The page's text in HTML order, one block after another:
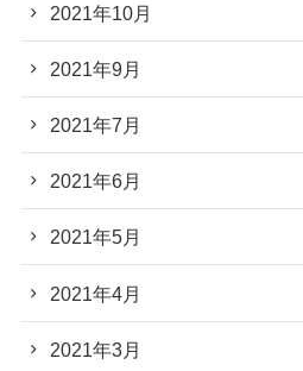
2021年10月
2021年9月
2021年7月
2021年6月
2021年5月
2021年4月
2021年3月